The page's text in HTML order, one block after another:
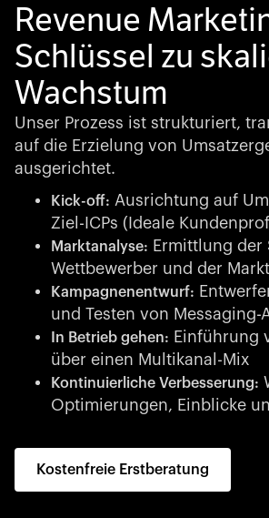
Revenue
Schlüssel zu
Wachstum
Unser Prozess ist strukturiert,
auf die Erzielung von
ausgerichtet.
Kick-off: Ausrichtung auf
Ziel-ICPs (Ideale
Marktanalyse: Ermittlung der
Wettbewerber und der
Kampagnenentwurf:
und Testen von Messaging-
In Betrieb gehen: Einführung
über einen Multikanal-Mix
Kontinuierliche Verbesserung:
Optimierungen, Einblicke
Kostenfreie Erstberatung